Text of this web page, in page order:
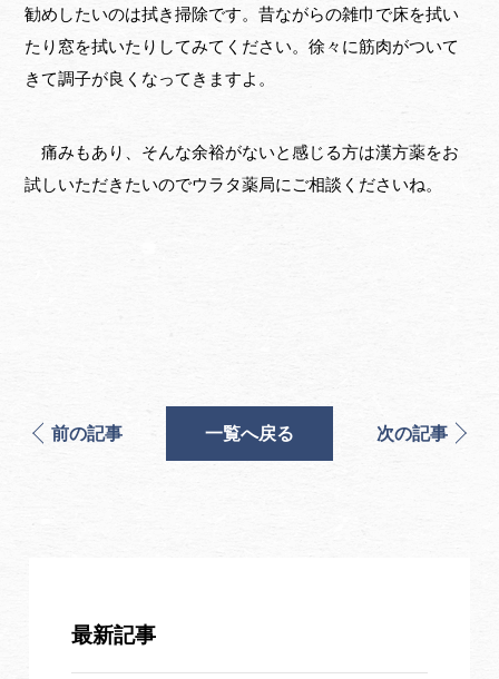
勧めしたいのは拭き掃除です。昔ながらの雑巾で床を拭い
たり窓を拭いたりしてみてください。徐々に筋肉がついて
きて調子が良くなってきますよ。
痛みもあり、そんな余裕がないと感じる方は漢方薬をお
試しいただきたいのでウラタ薬局にご相談くださいね。
前の記事 一覧へ戻る 次の記事
最新記事